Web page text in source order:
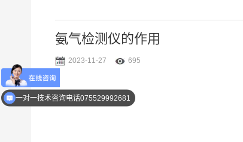
氨气检测仪的作用
2023-11-27 695
一对一技术咨询电话075529992681
优惠活动介绍